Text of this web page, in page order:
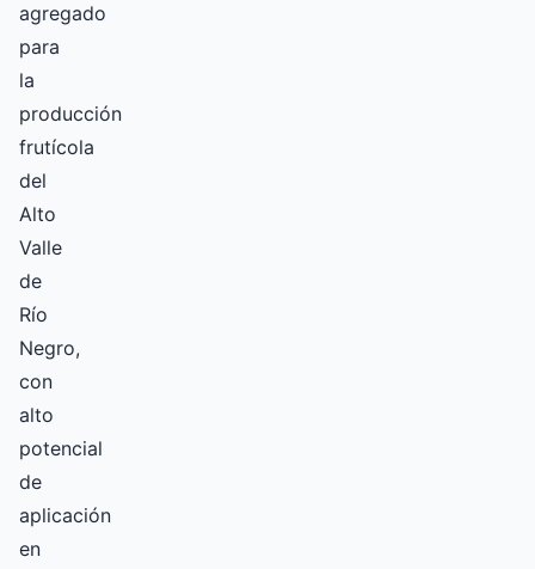
agregado
para
la
producción
frutícola
del
Alto
Valle
de
Río
Negro,
con
alto
potencial
de
aplicación
en